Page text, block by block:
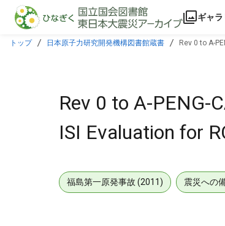
本文に飛ぶ
ギャ
トップ 日本原子力研究開発機構図書館蔵書 Rev 0 to A-
Rev 0 to A-PENG-
ISI Evaluation for
福島第一原発事故 (2011) 震災への